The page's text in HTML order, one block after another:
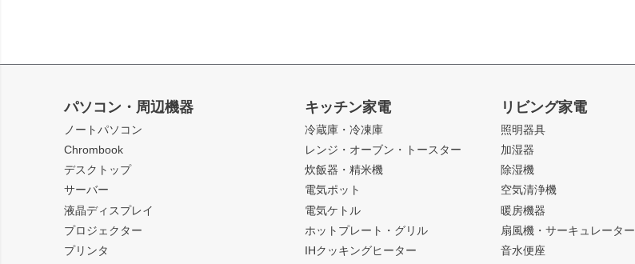
パソコン・周辺機器
ノートパソコン
Chrombook
デスクトップ
サーバー
液晶ディスプレイ
プロジェクター
プリンタ
キッチン家電
冷蔵庫・冷凍庫
レンジ・オーブン・トースター
炊飯器・精米機
電気ポット
電気ケトル
ホットプレート・グリル
IHクッキングヒーター
リビング家電
照明器具
加湿器
除湿機
空気清浄機
暖房機器
扇風機・サーキュレーター
音水便座